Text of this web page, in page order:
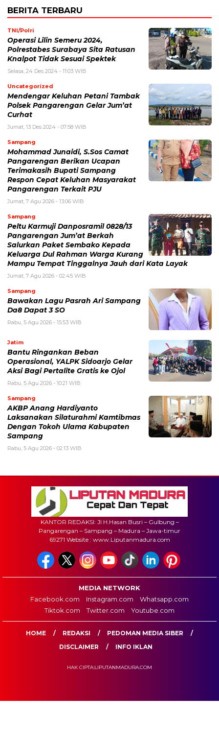
BERITA TERBARU
TNI/Polri
Operasi Lilin Semeru 2024,
Polrestabes Surabaya Sita Ratusan
Knalpot Tidak Sesuai Spektek
Selasa, 24 Des 2024 - 11:03 WIB
Uncategorized
Mendengar Keluhan Petani Tambak
Polsek Pangarengan Gelar Jum’at
Curhat
Jumat, 13 Des 2024 - 07:58 WIB
Sampang
Mohammad Junaidi, S.Sos Camat
Pangarengan Berikan Ucapan
Terimakasih Bupati Sampang
Respon Cepat Keluhan Masyarakat
Pangarengan Terkait PJU
Jumat, 7 Agu 2026 - 13:06 WIB
Sampang
Peltu Karmuji Danposramil 0828/13
Pangarengan Jum’at Berkah
Salurkan Paket Sembako Kepada
Keluarga Dul Rahman Warga Kurang
Mampu Tempat Tinggalnya Jauh dari Kata Layak
Jumat, 7 Agu 2026 - 02:45 WIB
Sampang
Bawakan Lagu Pasrah Ari Sampang
Da8 Dapat 3 SO
Rabu, 5 Agu 2026 - 15:53 WIB
Jatim
Bantu Ringankan Beban
Operasional, YALPK Sidoarjo Gelar
Aksi Bagi Pertalite Gratis ke Ojol
Rabu, 5 Agu 2026 - 10:21 WIB
Sampang
AKBP Anang Hardiyanto
Laksanakan Silaturahmi Kamtibmas
Dengan Tokoh Ulama Kabupaten
Sampang
Rabu, 5 Agu 2026 - 02:13 WIB
KANTOR REDAKSI: Jl H.Hasan Busri – Gulbung –
Pangarengan – Sampang – Madura – Jawa-timur
69271 Website : www.Liputanmadura.com
MEDIA NETWORK
Facebook.com
Instagram.com
Whatsapp.com
Tiktok.com
Twitter.com Youtube.com
HOME REDAKSI
PEDOMAN MEDIA SIBER
DISCLAIMER
INFO IKLAN
HAK CIPTA:LIPUTANMADURA.COM